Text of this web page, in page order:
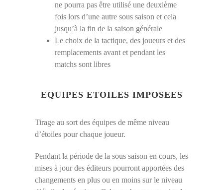
ne pourra pas être utilisé une deuxième
fois lors d’une autre sous saison et cela
jusqu’à la fin de la saison générale
Le choix de la tactique, des joueurs et des
remplacements avant et pendant les
matchs sont libres
EQUIPES ETOILES IMPOSEES
Tirage au sort des équipes de même niveau
d’étoiles pour chaque joueur.
Pendant la période de la sous saison en cours, les
mises à jour des éditeurs pourront apportées des
changements en plus ou en moins sur le niveau